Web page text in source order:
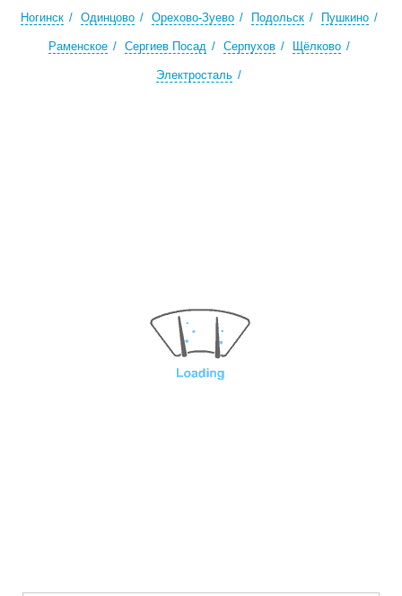
Ногинск Одинцово Орехово-Зуево Подольск Пушкино
Раменское Сергиев Посад Серпухов Щёлково
Электросталь